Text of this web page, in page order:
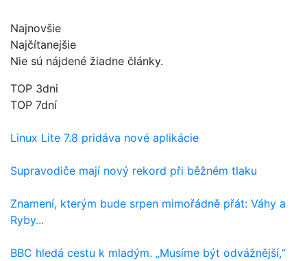
Najnovšie
Najčítanejšie
Nie sú nájdené žiadne články.
TOP 3dni
TOP 7dní
Linux Lite 7.8 pridáva nové aplikácie
Supravodiče mají nový rekord při běžném tlaku
Znamení, kterým bude srpen mimořádně přát: Váhy a
Ryby...
BBC hledá cestu k mladým. „Musíme být odvážnější,“